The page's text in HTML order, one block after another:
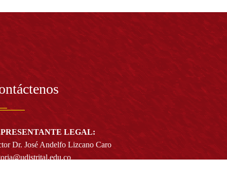
LEGAL:
Dr. José Andelfo Lizcano Caro